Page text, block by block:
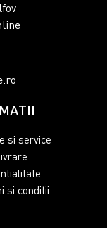
si service
si conditii